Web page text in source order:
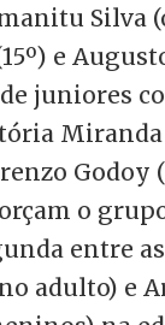
Silva
e
de juniores
Miranda
Godoy
o
entre
adulto) e